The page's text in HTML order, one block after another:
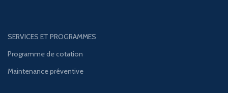
SERVICES ET PROGRAMMES
Programme de cotation
Maintenance préventive